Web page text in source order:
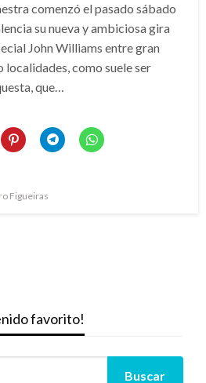
comenzó el pasado sábado
su nueva y ambiciosa gira
John Williams entre gran
como suele ser
que…
Figueiras
favorito!